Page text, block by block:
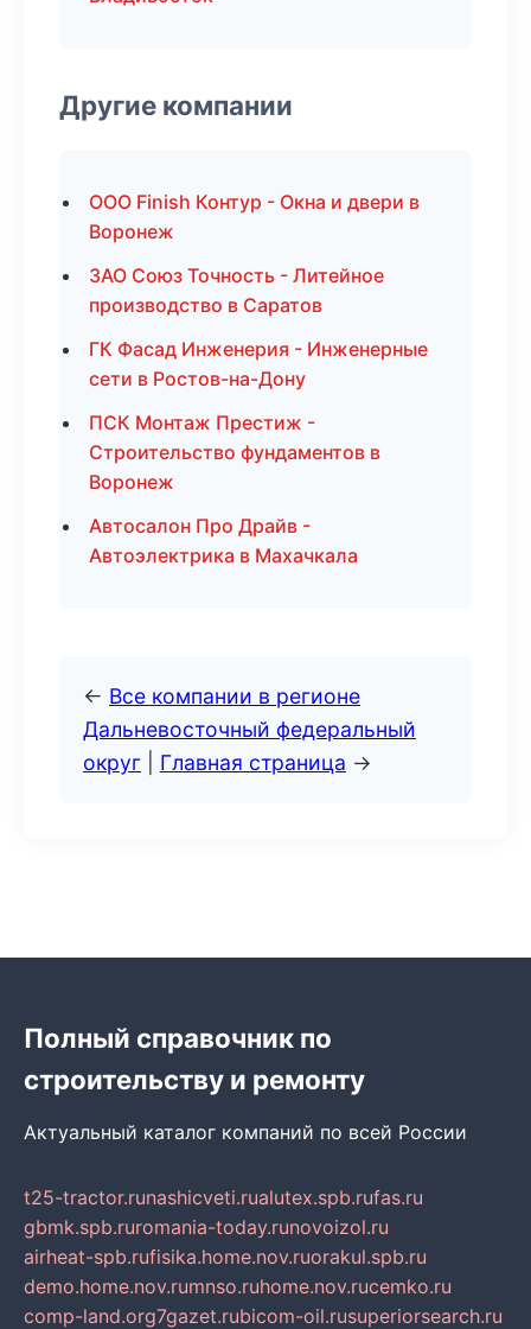
Другие компании
ООО Finish Контур - Окна и двери в
Воронеж
ЗАО Союз Точность - Литейное
производство в Саратов
ГК Фасад Инженерия - Инженерные
сети в Ростов-на-Дону
ПСК Монтаж Престиж -
Строительство фундаментов в
Воронеж
Автосалон Про Драйв -
Автоэлектрика в Махачкала
← Все компании в регионе
Дальневосточный федеральный
округ
Главная страница →
Полный справочник по
строительству и ремонту
Актуальный каталог компаний по всей России
t25-tractor.runashicveti.rualutex.spb.rufas.ru
gbmk.spb.ruromania-today.runovoizol.ru
airheat-spb.rufisika.home.nov.ruorakul.spb.ru
demo.home.nov.rumnso.ruhome.nov.rucemko.ru
comp-land.org7gazet.rubicom-oil.rusuperiorsearch.ru